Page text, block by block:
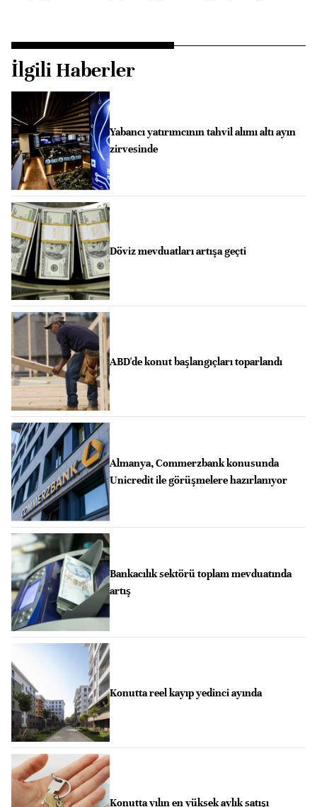
İlgili Haberler
Yabancı yatırımcının tahvil alımı altı ayın
zirvesinde
Döviz mevduatları artışa geçti
ABD'de konut başlangıçları toparlandı
Almanya, Commerzbank konusunda
Unicredit ile görüşmelere hazırlanıyor
Bankacılık sektörü toplam mevduatında
artış
Konutta reel kayıp yedinci ayında
Konutta yılın en yüksek aylık satışı